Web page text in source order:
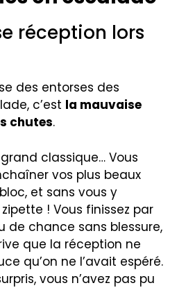
réception lors
des entorses des
c’est la mauvaise
chutes.
classique… Vous
vos plus beaux
et sans vous y
! Vous finissez par
de chance sans blessure,
que la réception ne
qu’on ne l’avait espéré.
vous n’avez pas pu